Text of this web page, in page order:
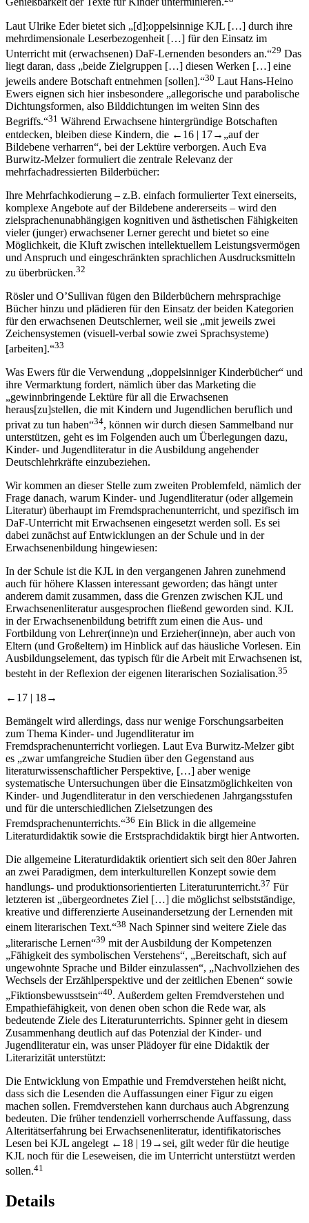
Laut Ulrike Eder bietet sich „[d];oppelsinnige KJL […] durch ihre
mehrdimensionale Leserbezogenheit […] für den Einsatz im
Unterricht mit (erwachsenen) DaF-Lernenden besonders an.“29 Das
liegt daran, dass „beide Zielgruppen […] diesen Werken […] eine
jeweils andere Botschaft entnehmen [sollen].“30 Laut Hans-Heino
Ewers eignen sich hier insbesondere „allegorische und parabolische
Dichtungsformen, also Bilddichtungen im weiten Sinn des
Begriffs.“31 Während Erwachsene hintergründige Botschaften
entdecken, bleiben diese Kindern, die ←16 | 17→ „auf der
Bildebene verharren“, bei der Lektüre verborgen. Auch Eva
Burwitz-Melzer formuliert die zentrale Relevanz der
mehrfachadressierten Bilderbücher:
Ihre Mehrfachkodierung – z.B. einfach formulierter Text einerseits,
komplexe Angebote auf der Bildebene andererseits – wird den
zielsprachenunabhängigen kognitiven und ästhetischen Fähigkeiten
vieler (junger) erwachsener Lerner gerecht und bietet so eine
Möglichkeit, die Kluft zwischen intellektuellem Leistungsvermögen
und Anspruch und eingeschränkten sprachlichen Ausdrucksmitteln
zu überbrücken.32
Rösler und O’Sullivan fügen den Bilderbüchern mehrsprachige
Bücher hinzu und plädieren für den Einsatz der beiden Kategorien
für den erwachsenen Deutschlerner, weil sie „mit jeweils zwei
Zeichensystemen (visuell-verbal sowie zwei Sprachsysteme)
[arbeiten].“33
Was Ewers für die Verwendung „doppelsinniger Kinderbücher“ und
ihre Vermarktung fordert, nämlich über das Marketing die
„gewinnbringende Lektüre für all die Erwachsenen
heraus[zu]stellen, die mit Kindern und Jugendlichen beruflich und
privat zu tun haben“34, können wir durch diesen Sammelband nur
unterstützen, geht es im Folgenden auch um Überlegungen dazu,
Kinder- und Jugendliteratur in die Ausbildung angehender
Deutschlehrkräfte einzubeziehen.
Wir kommen an dieser Stelle zum zweiten Problemfeld, nämlich der
Frage danach, warum Kinder- und Jugendliteratur (oder allgemein
Literatur) überhaupt im Fremdsprachenunterricht, und spezifisch im
DaF-Unterricht mit Erwachsenen eingesetzt werden soll. Es sei
dabei zunächst auf Entwicklungen an der Schule und in der
Erwachsenenbildung hingewiesen:
In der Schule ist die KJL in den vergangenen Jahren zunehmend
auch für höhere Klassen interessant geworden; das hängt unter
anderem damit zusammen, dass die Grenzen zwischen KJL und
Erwachsenenliteratur ausgesprochen fließend geworden sind. KJL
in der Erwachsenenbildung betrifft zum einen die Aus- und
Fortbildung von Lehrer(inne)n und Erzieher(inne)n, aber auch von
Eltern (und Großeltern) im Hinblick auf das häusliche Vorlesen. Ein
Ausbildungselement, das typisch für die Arbeit mit Erwachsenen ist,
besteht in der Reflexion der eigenen literarischen Sozialisation.35
←17 | 18→
Bemängelt wird allerdings, dass nur wenige Forschungsarbeiten
zum Thema Kinder- und Jugendliteratur im
Fremdsprachenunterricht vorliegen. Laut Eva Burwitz-Melzer gibt
es „zwar umfangreiche Studien über den Gegenstand aus
literaturwissenschaftlicher Perspektive, […] aber wenige
systematische Untersuchungen über die Einsatzmöglichkeiten von
Kinder- und Jugendliteratur in den verschiedenen Jahrgangsstufen
und für die unterschiedlichen Zielsetzungen des
Fremdsprachenunterrichts.“36 Ein Blick in die allgemeine
Literaturdidaktik sowie die Erstsprachdidaktik birgt hier Antworten.
Die allgemeine Literaturdidaktik orientiert sich seit den 80er Jahren
an zwei Paradigmen, dem interkulturellen Konzept sowie dem
handlungs- und produktionsorientierten Literaturunterricht.37 Für
letzteren ist „übergeordnetes Ziel […] die möglichst selbstständige,
kreative und differenzierte Auseinandersetzung der Lernenden mit
einem literarischen Text.“38 Nach Spinner sind weitere Ziele das
„literarische Lernen“39 mit der Ausbildung der Kompetenzen
„Fähigkeit des symbolischen Verstehens“, „Bereitschaft, sich auf
ungewohnte Sprache und Bilder einzulassen“, „Nachvollziehen des
Wechsels der Erzählperspektive und der zeitlichen Ebenen“ sowie
„Fiktionsbewusstsein“40. Außerdem gelten Fremdverstehen und
Empathiefähigkeit, von denen oben schon die Rede war, als
bedeutende Ziele des Literaturunterrichts. Spinner geht in diesem
Zusammenhang deutlich auf das Potenzial der Kinder- und
Jugendliteratur ein, was unser Plädoyer für eine Didaktik der
Literarizität unterstützt:
Die Entwicklung von Empathie und Fremdverstehen heißt nicht,
dass sich die Lesenden die Auffassungen einer Figur zu eigen
machen sollen. Fremdverstehen kann durchaus auch Abgrenzung
bedeuten. Die früher tendenziell vorherrschende Auffassung, dass
Alteritätserfahrung bei Erwachsenenliteratur, identifikatorisches
Lesen bei KJL angelegt ←18 | 19→sei, gilt weder für die heutige
KJL noch für die Leseweisen, die im Unterricht unterstützt werden
sollen.41
Details